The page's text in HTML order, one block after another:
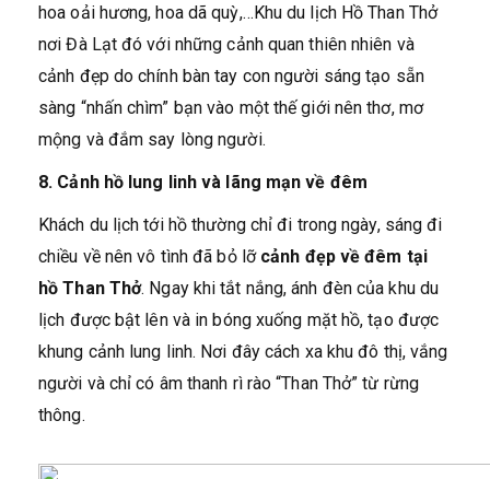
hoa oải hương, hoa dã quỳ,…Khu du lịch Hồ Than Thở
nơi Đà Lạt đó với những cảnh quan thiên nhiên và
cảnh đẹp do chính bàn tay con người sáng tạo sẵn
sàng “nhấn chìm” bạn vào một thế giới nên thơ, mơ
mộng và đắm say lòng người.
8. Cảnh hồ lung linh và lãng mạn về đêm
Khách du lịch tới hồ thường chỉ đi trong ngày, sáng đi
chiều về nên vô tình đã bỏ lỡ cảnh đẹp về đêm tại
hồ Than Thở. Ngay khi tắt nắng, ánh đèn của khu du
lịch được bật lên và in bóng xuống mặt hồ, tạo được
khung cảnh lung linh. Nơi đây cách xa khu đô thị, vắng
người và chỉ có âm thanh rì rào “Than Thở” từ rừng
thông.